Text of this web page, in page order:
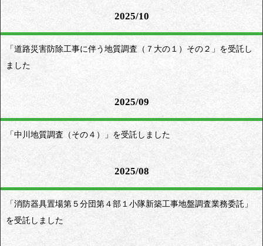
2025/10
「道路災害防除工事に伴う地質調査（７大の１）その２」を受託し
ました
2025/09
「中川地質調査（その４）」を受託しました
2025/08
「消防器具置場第５分団第４部１小隊新築工事地盤調査業務委託」
を受託しました